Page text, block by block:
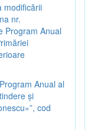
modificării
nr.
Program Anual
Anual al
și
cod